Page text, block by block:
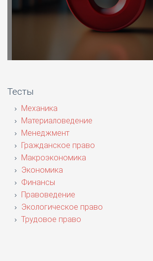
Тесты
Механика
Материаловедение
Менеджмент
Гражданское право
Макроэкономика
Экономика
Финансы
Правоведение
Экологическое право
Трудовое право